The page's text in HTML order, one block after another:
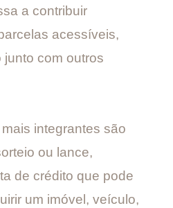
a contribuir
acessíveis,
com outros
integrantes são
ou lance,
de crédito que pode
um imóvel, veículo,